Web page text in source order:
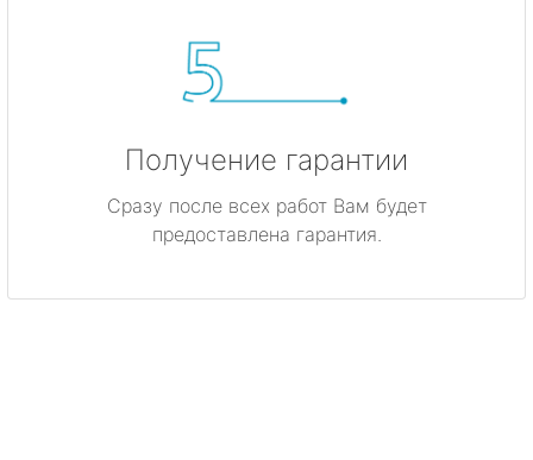
Получение гарантии
Сразу после всех работ Вам будет
предоставлена гарантия.